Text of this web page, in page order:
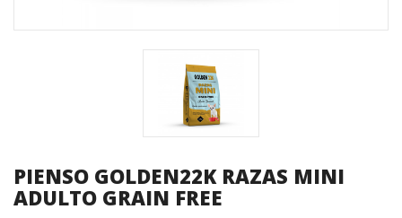
PIENSO GOLDEN22K RAZAS MINI
ADULTO GRAIN FREE